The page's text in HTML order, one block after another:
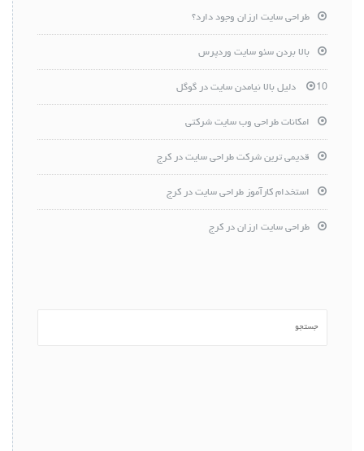
طراحی سایت ارزان وجود دارد؟
بالا بردن سئو سایت وردپرس
10 دلیل بالا نیامدن سایت در گوگل
امکانات طراحی وب سایت شرکتی
قدیمی ترین شرکت طراحی سایت در کرج
استخدام کارآموز طراحی سایت در کرج
طراحی سایت ارزان در کرج